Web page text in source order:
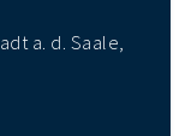
a. d. Saale,